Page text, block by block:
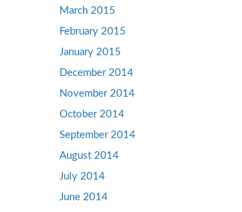
March 2015
February 2015
January 2015
December 2014
November 2014
October 2014
September 2014
August 2014
July 2014
June 2014